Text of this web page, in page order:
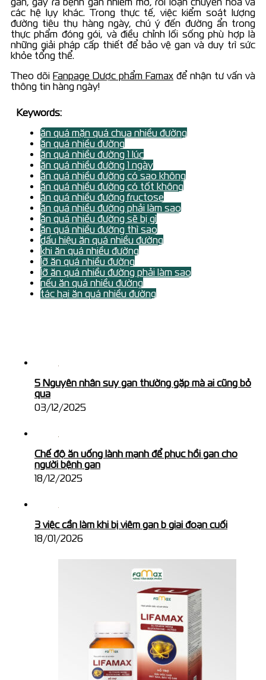
các hệ lụy khác. Trong thực tế, việc kiểm soát lượng
đường tiêu thụ hàng ngày, chú ý đến đường ẩn trong
thực phẩm đóng gói, và điều chỉnh lối sống phù hợp là
những giải pháp cấp thiết để bảo vệ gan và duy trì sức
khỏe tổng thể.
Theo dõi Fanpage Dược phẩm Famax để nhận tư vấn và
thông tin hàng ngày!
Keywords:
ăn quá mặn quá chua nhiều đường
ăn quá nhiều đường
ăn quá nhiều đường 1 lúc
ăn quá nhiều đường 1 ngày
ăn quá nhiều đường có sao không
ăn quá nhiều đường có tốt không
ăn quá nhiều đường fructose
ăn quá nhiều đường phải làm sao
ăn quá nhiều đường sẽ bị gì
ăn quá nhiều đường thì sao
dấu hiệu ăn quá nhiều đường
khi ăn quá nhiều đường
lỡ ăn quá nhiều đường
lỡ ăn quá nhiều đường phải làm sao
nếu ăn quá nhiều đường
tác hại ăn quá nhiều đường
5 Nguyên nhân suy gan thường gặp mà ai cũng bỏ
qua
03/12/2025
Chế độ ăn uống lành mạnh để phục hồi gan cho
người bệnh gan
18/12/2025
3 việc cần làm khi bị viêm gan b giai đoạn cuối
18/01/2026